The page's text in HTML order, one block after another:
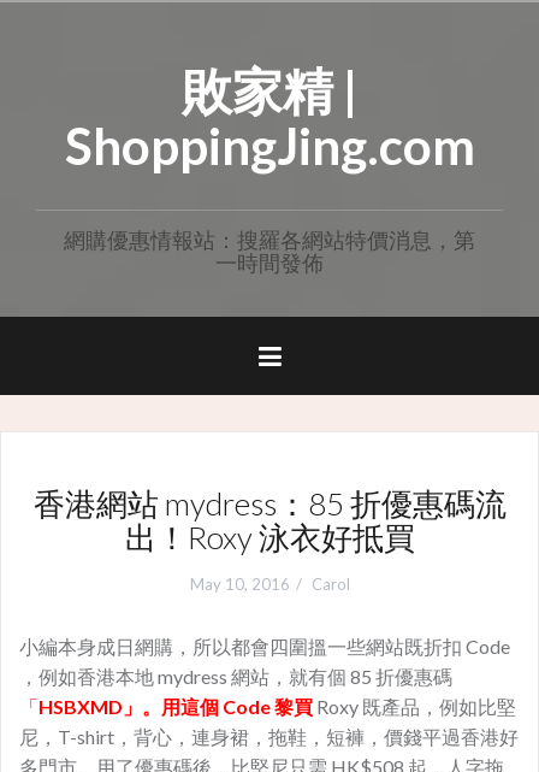
敗家精 |
ShoppingJing.com
網購優惠情報站：搜羅各網站特價消息，第
一時間發佈
香港網站 mydress：85 折優惠碼流
出！Roxy 泳衣好抵買
May 10, 2016 Carol
小編本身成日網購，所以都會四圍搵一些網站既折扣 Code
，例如香港本地 mydress 網站，就有個 85 折優惠碼
「HSBXMD」。用這個 Code 黎買 Roxy 既產品，例如比堅
尼，T-shirt，背心，連身裙，拖鞋，短褲，價錢平過香港好
多門市。用了優惠碼後，比堅尼只需 HK$508 起，人字拖